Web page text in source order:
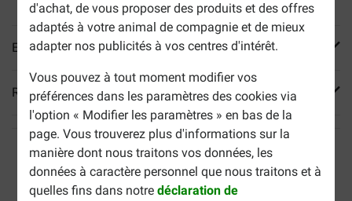
d'achat, de vous proposer des produits et des offres
adaptés à votre animal de compagnie et de mieux
adapter nos publicités à vos centres d'intérêt.
Vous pouvez à tout moment modifier vos
préférences dans les paramètres des cookies via
l'option « Modifier les paramètres » en bas de la
page. Vous trouverez plus d'informations sur la
manière dont nous traitons vos données, les
données à caractère personnel que nous traitons et à
quelles fins dans notredéclaration de
En savoir plus
Reviews